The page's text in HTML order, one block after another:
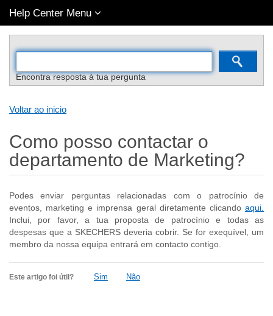
Help Center Menu
Encontra resposta à tua pergunta
Voltar ao inicio
Como posso contactar o
departamento de Marketing?
Podes enviar perguntas relacionadas com o patrocínio de
eventos, marketing e imprensa geral diretamente clicando aqui.
Inclui, por favor, a tua proposta de patrocínio e todas as
despesas que a SKECHERS deveria cobrir. Se for exequível, um
membro da nossa equipa entrará em contacto contigo.
Este artigo foi útil? Sim Não